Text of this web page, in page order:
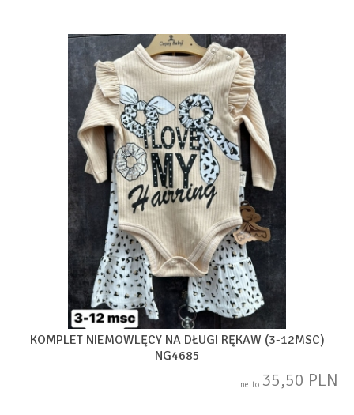
KOMPLET NIEMOWLĘCY NA DŁUGI RĘKAW (3-12MSC)
NG4685
netto 35,50 PLN